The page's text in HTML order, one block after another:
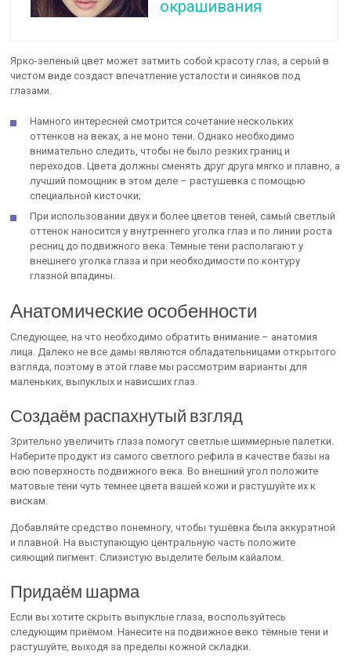
окрашивания
Ярко-зеленый цвет может затмить собой красоту глаз, а серый в
чистом виде создаст впечатление усталости и синяков под
глазами.
Намного интересней смотрится сочетание нескольких
оттенков на веках, а не моно тени. Однако необходимо
внимательно следить, чтобы не было резких границ и
переходов. Цвета должны сменять друг друга мягко и плавно, а
лучший помощник в этом деле – растушевка с помощью
специальной кисточки;
При использовании двух и более цветов теней, самый светлый
оттенок наносится у внутреннего уголка глаз и по линии роста
ресниц до подвижного века. Темные тени располагают у
внешнего уголка глаза и при необходимости по контуру
глазной впадины.
Анатомические особенности
Следующее, на что необходимо обратить внимание – анатомия
лица. Далеко не все дамы являются обладательницами открытого
взгляда, поэтому в этой главе мы рассмотрим варианты для
маленьких, выпуклых и нависших глаз.
Создаём распахнутый взгляд
Зрительно увеличить глаза помогут светлые шиммерные палетки.
Наберите продукт из самого светлого рефила в качестве базы на
всю поверхность подвижного века. Во внешний угол положите
матовые тени чуть темнее цвета вашей кожи и растушуйте их к
вискам.
Добавляйте средство понемногу, чтобы тушёвка была аккуратной
и плавной. На выступающую центральную часть положите
сияющий пигмент. Слизистую выделите белым кайалом.
Придаём шарма
Если вы хотите скрыть выпуклые глаза, воспользуйтесь
следующим приёмом. Нанесите на подвижное веко тёмные тени и
растушуйте, выходя за пределы кожной складки.